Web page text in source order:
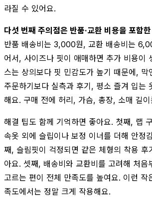
라질 수 있어요.
다섯 번째 주의점은 반품·교환 비용을 포함
반품 배송비는 3,000원, 교환 배송비는
어서, 사이즈나 핏이 애매하면 추가 비용이
스는 상의보다 핏 민감도가 높기 때문에, 막
주문하기보다 실측과 후기, 평소 즐겨 입는
해요. 구매 전에 허리, 가슴, 총장, 소매 길
해결 팁도 함께 기억하면 좋아요. 첫째, 랩
속옷 외에 슬립이나 보정 이너를 더해 안정
째, 슬림핏이 걱정되면 같은 체형의 착용 후
아요. 셋째, 배송비와 교환비를 고려해 처음
고르는 편이 전체 만족도를 높여요. 이런 작
족도에서는 정말 크게 작용해요.